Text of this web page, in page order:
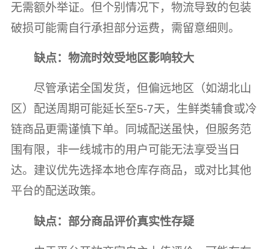
无需额外举证。但个别情况下，物流导致的包装
破损可能需自行承担部分运费，需留意细则。
缺点：物流时效受地区影响较大
尽管承诺全国发货，但偏远地区（如湖北山
区）配送周期可能延长至5-7天，生鲜类辅食或冷
链商品更需谨慎下单。同城配送虽快，但服务范
围有限，非一线城市的用户可能无法享受当日
达。建议优先选择本地仓库存商品，或对比其他
平台的配送政策。
缺点：部分商品评价真实性存疑